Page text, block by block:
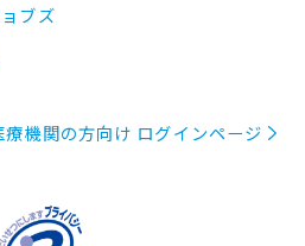
ブズ
療機関の方向け ログインページ